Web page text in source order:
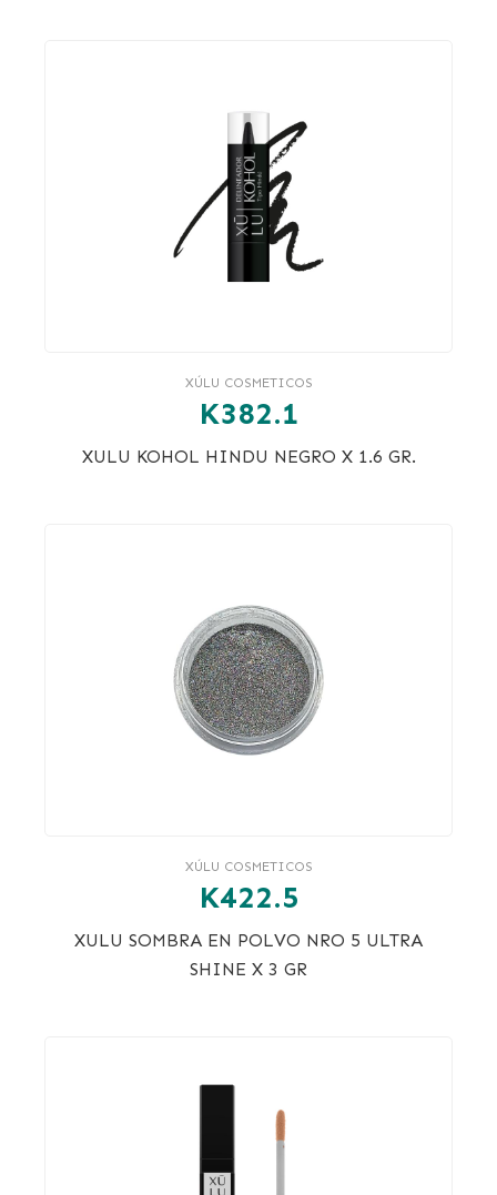
XÚLU COSMETICOS
K382.1
XULU KOHOL HINDU NEGRO X 1.6 GR.
XÚLU COSMETICOS
K422.5
XULU SOMBRA EN POLVO NRO 5 ULTRA
SHINE X 3 GR